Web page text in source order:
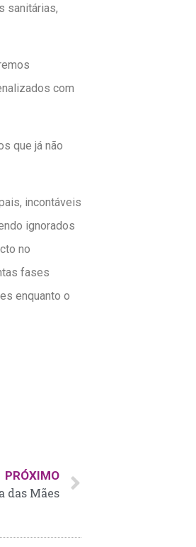
sanitárias,
com
que já não
incontáveis
ignorados
no
fases
enquanto o
PRÓXIMO
das Mães